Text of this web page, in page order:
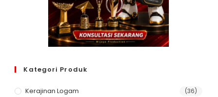
Kategori Produk
Kerajinan Logam (36)